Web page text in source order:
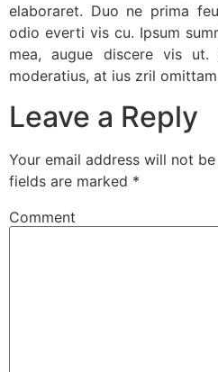
elaboraret. Duo ne prima
odio everti vis cu. Ipsum
mea, augue discere vis
moderatius, at ius zril
Leave a Reply
Your email address will not
fields are marked *
Comment